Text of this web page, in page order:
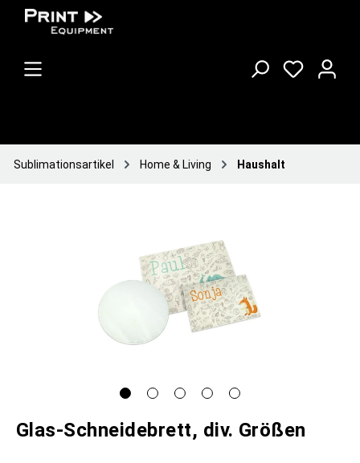
Sublimationsartikel Home & Living Haushalt
Glas-Schneidebrett, div. Größen